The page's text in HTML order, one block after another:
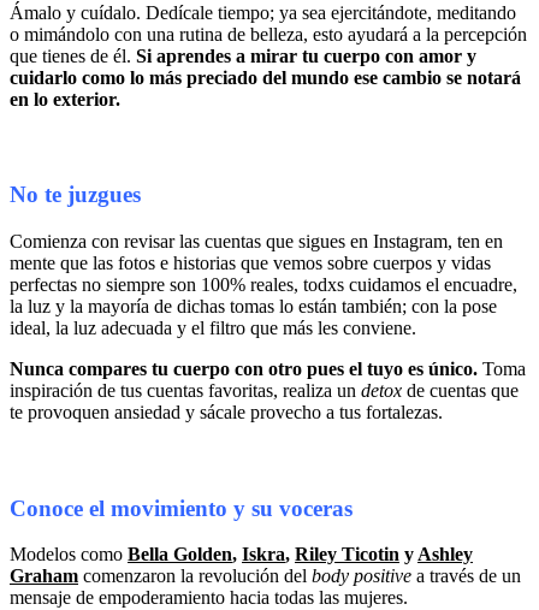
Ámalo y cuídalo. Dedícale tiempo; ya sea ejercitándote, meditando
o mimándolo con una rutina de belleza, esto ayudará a la percepción
que tienes de él. Si aprendes a mirar tu cuerpo con amor y
cuidarlo como lo más preciado del mundo ese cambio se notará
en lo exterior.
No te juzgues
Comienza con revisar las cuentas que sigues en Instagram, ten en
mente que las fotos e historias que vemos sobre cuerpos y vidas
perfectas no siempre son 100% reales, todxs cuidamos el encuadre,
la luz y la mayoría de dichas tomas lo están también; con la pose
ideal, la luz adecuada y el filtro que más les conviene.
Nunca compares tu cuerpo con otro pues el tuyo es único. Toma
inspiración de tus cuentas favoritas, realiza un detox de cuentas que
te provoquen ansiedad y sácale provecho a tus fortalezas.
Conoce el movimiento y su voceras
Modelos como Bella Golden, Iskra, Riley Ticotin y Ashley
Graham comenzaron la revolución del body positive a través de un
mensaje de empoderamiento hacia todas las mujeres.